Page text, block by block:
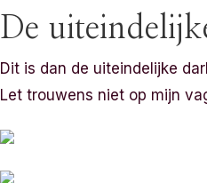
De
Dit is dan de uiteindelijke
Let trouwens niet op mijn